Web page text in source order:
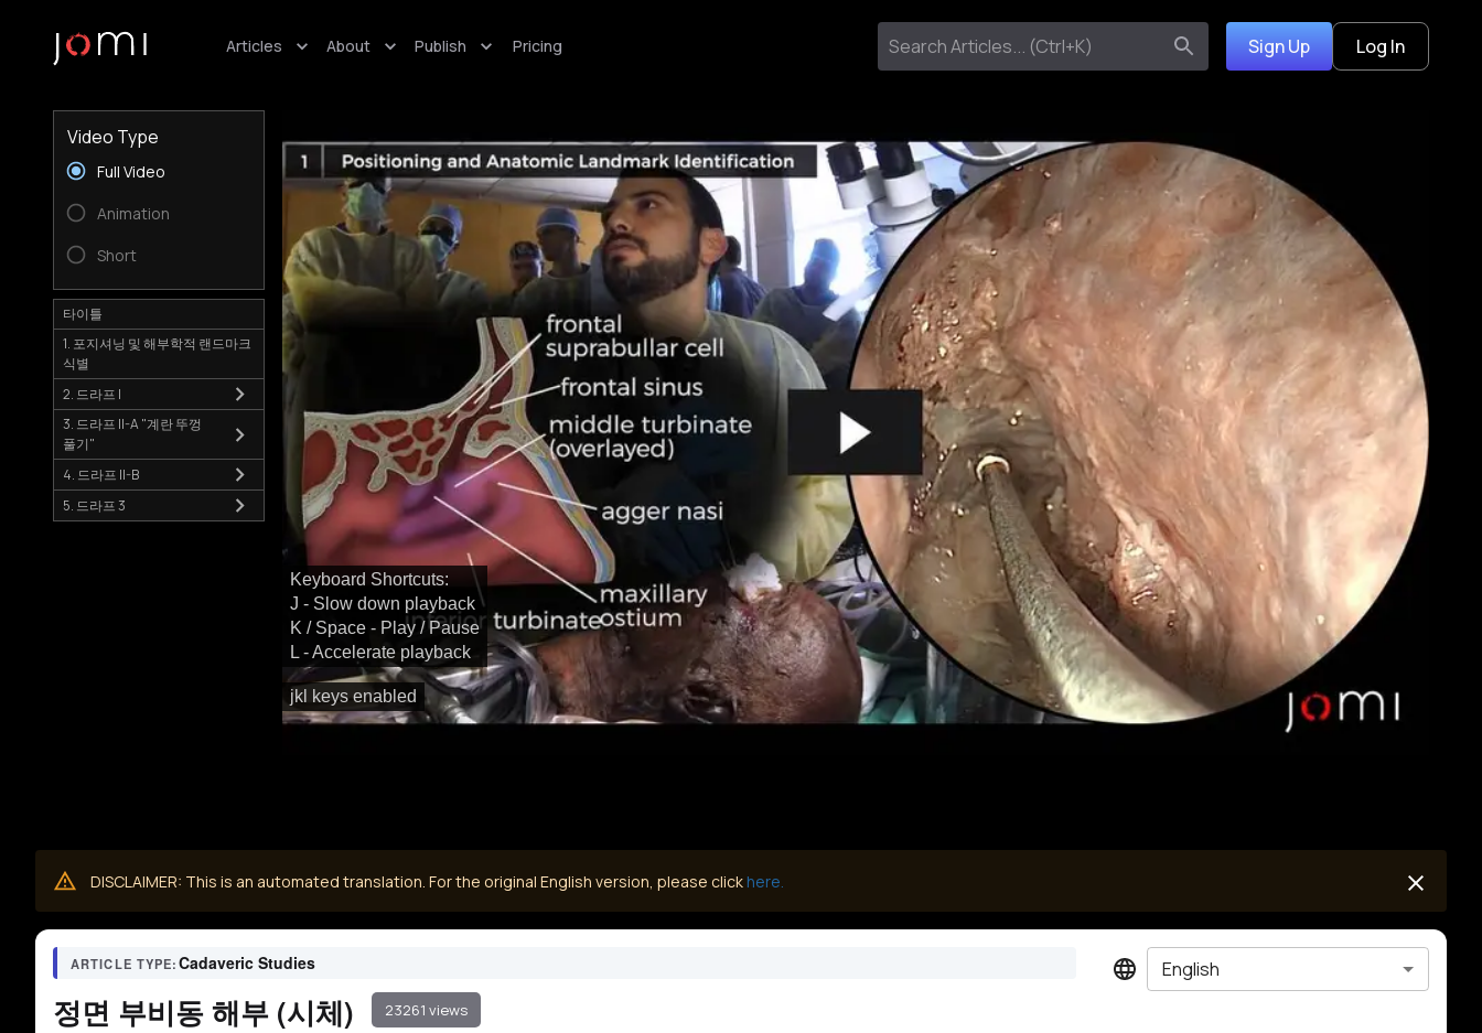
Articles About Publish Pricing Sign Up Log In
jkl keys enabled
Keyboard Shortcuts:
J - Slow down playback
K / Space - Play / Pause
L - Accelerate playback
Video Type
Full Video
Animation
Short
타이틀
1. 포지셔닝 및 해부학적 랜드마크
식별
2. 드라프 I
3. 드라프 II-A "계란 뚜껑
풀기"
4. 드라프 II-B
5. 드라프 3
DISCLAIMER: This is an automated translation. For the original English version, please click here.
ARTICLE TYPE:Cadaveric Studies
정면 부비동 해부 (시체) 23261 views
English